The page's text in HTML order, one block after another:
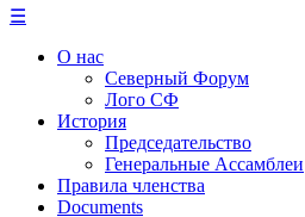
☰
О нас
Северный Форум
Лого СФ
История
Председательство
Генеральные Ассамблеи
Правила членства
Documents